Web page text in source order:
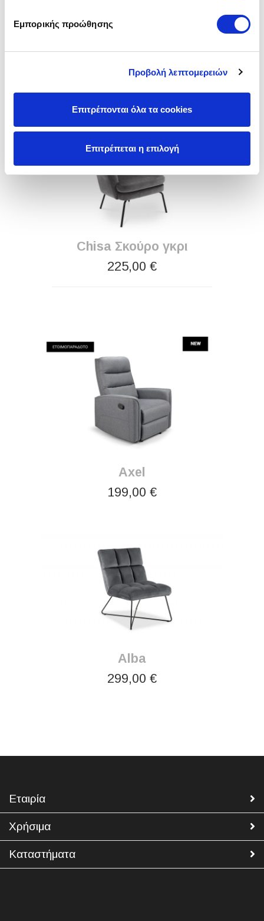
Εμπορικής προώθησης
Προβολή λεπτομερειών
Επιτρέπονται όλα τα cookies
Επιτρέπεται η επιλογή
219,00 €
Chisa Σκούρο γκρι
225,00 €
Axel
199,00 €
Alba
299,00 €
Εταιρία
Χρήσιμα
Καταστήματα